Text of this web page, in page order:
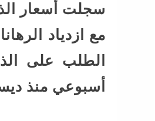
مع ازدياد
الطلب على
أسبوعي منذ ديسمبر